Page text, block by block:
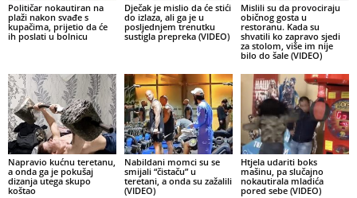
Političar nokautiran na
plaži nakon svađe s
kupačima, prijetio da će
ih poslati u bolnicu
Dječak je mislio da će stići
do izlaza, ali ga je u
posljednjem trenutku
sustigla prepreka (VIDEO)
Mislili su da provociraju
običnog gosta u
restoranu. Kada su
shvatili ko zapravo sjedi
za stolom, više im nije
bilo do šale (VIDEO)
Napravio kućnu teretanu,
a onda ga je pokušaj
dizanja utega skupo
koštao
Nabildani momci su se
smijali “čistaču” u
teretani, a onda su zažalili
(VIDEO)
Htjela udariti boks
mašinu, pa slučajno
nokautirala mladića
pored sebe (VIDEO)